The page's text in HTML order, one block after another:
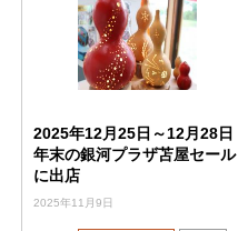
2025年12月25日～12月28日
年末の銀河プラザ苫屋セール
に出店
2025年11月9日